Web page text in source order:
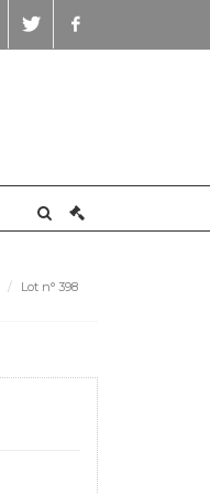
Lot n° 398